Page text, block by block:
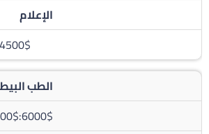
الإعلام
الطب
6000$:5000$